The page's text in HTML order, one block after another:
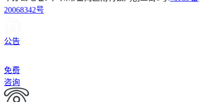
20068342号
公告
免费
咨询